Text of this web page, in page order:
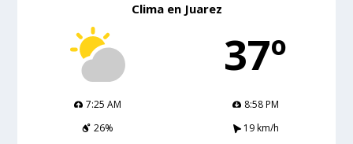
Clima en Juarez
37º
7:25 AM
8:58 PM
26%
19 km/h